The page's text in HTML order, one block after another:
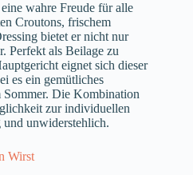
wahre Freude für alle
Croutons, frischem
bietet er nicht nur
Perfekt als Beilage zu
eignet sich dieser
es ein gemütliches
Die Kombination
zur individuellen
unwiderstehlich.
Wirst